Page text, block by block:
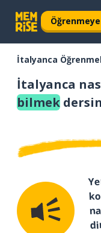
İtalyanca
İtalyanca
bilmek